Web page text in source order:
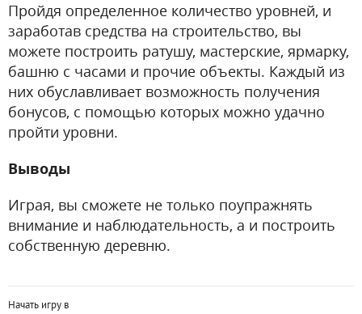
Пройдя определенное количество уровней, и
заработав средства на строительство, вы
можете построить ратушу, мастерские, ярмарку,
башню с часами и прочие объекты. Каждый из
них обуславливает возможность получения
бонусов, с помощью которых можно удачно
пройти уровни.
Выводы
Играя, вы сможете не только поупражнять
внимание и наблюдательность, а и построить
собственную деревню.
Начать игру в